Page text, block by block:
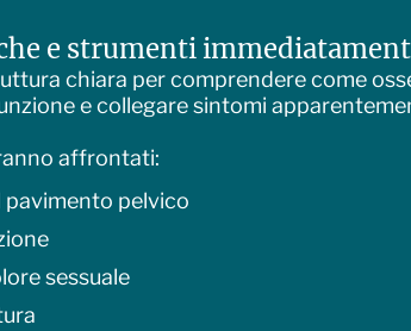
e strumenti
chiara per comprendere come
e collegare sintomi
affrontati:
pelvico
sessuale